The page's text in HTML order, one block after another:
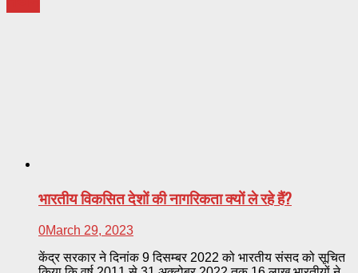
भारतीय विकसित देशों की नागरिकता क्यों ले रहे हैं?
0March 29, 2023
केंद्र सरकार ने दिनांक 9 दिसम्बर 2022 को भारतीय संसद को सूचित